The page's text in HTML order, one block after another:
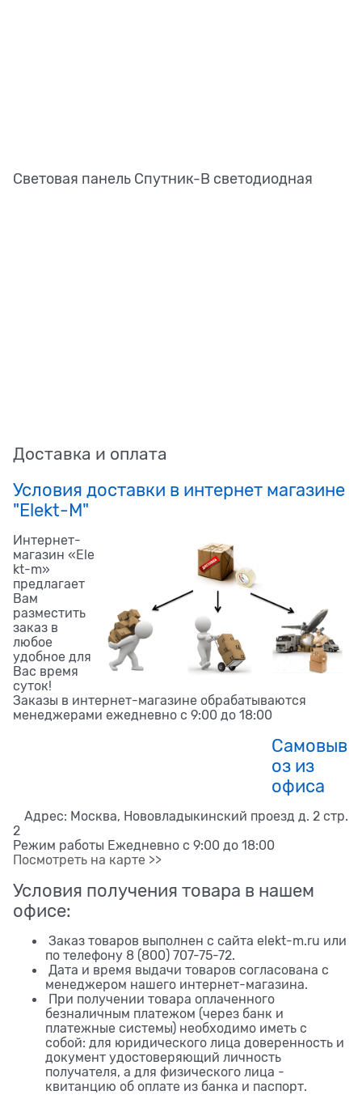
Световая панель Спутник-В светодиодная
Доставка и оплата
Условия доставки в интернет магазине
"Elekt-M"
Интернет-
магазин «Ele
kt-m»
предлагает
Вам
разместить
заказ в
любое
удобное для
Вас время
суток!
Заказы в интернет-магазине обрабатываются
менеджерами ежедневно с 9:00 до 18:00
Самовыв
оз из
офиса
Адрес: Москва, Нововладыкинский проезд д. 2 стр.
2
Режим работы Ежедневно с 9:00 до 18:00
Посмотреть на карте >>
Условия получения товара в нашем
офисе:
Заказ товаров выполнен с сайта elekt-m.ru или
по телефону 8 (800) 707-75-72.
Дата и время выдачи товаров согласована с
менеджером нашего интернет-магазина.
При получении товара оплаченного
безналичным платежом (через банк и
платежные системы) необходимо иметь с
собой: для юридического лица доверенность и
документ удостоверяющий личность
получателя, а для физического лица -
квитанцию об оплате из банка и паспорт.